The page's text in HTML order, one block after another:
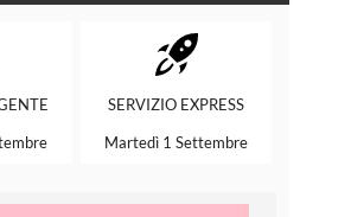
SERVIZIO EXPRESS
Martedì 1 Settembre